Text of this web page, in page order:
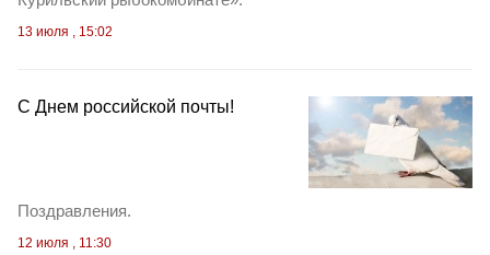
13 июля , 15:02
С Днем российской почты!
Поздравления.
12 июля , 11:30